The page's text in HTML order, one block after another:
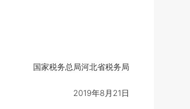
国家税务总局河北省税务局
2019年8月21日